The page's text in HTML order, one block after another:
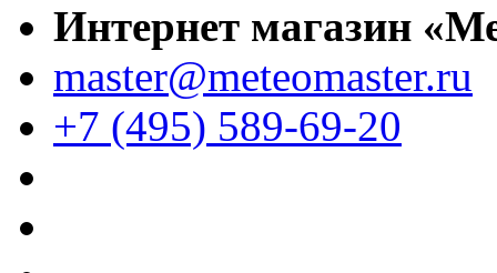
Интернет магазин
master@meteomaster.ru
+7 (495) 589-69-20